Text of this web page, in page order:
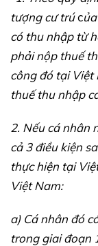
tượng cư trúc
có thu nhập từ
phải nộp thuế
công đó tại Việt
thuế thu nhập
2. Nếu cá nhân
cả 3 điều kiện
thực hiện tại
Việt Nam:
a) Cá nhân đó
trong giai đoạn